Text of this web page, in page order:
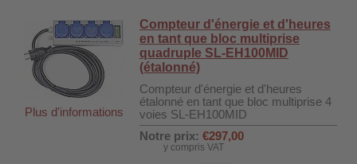
SV58
WDH-AP1212
Plus d'informations
Compteur d'énergie et d'heures
en tant que bloc multiprise
quadruple SL-EH100MID
(étalonné)
Compteur d'énergie et d'heures
étalonné en tant que bloc multiprise 4
voies SL-EH100MID
Notre prix: €297,00
y compris VAT